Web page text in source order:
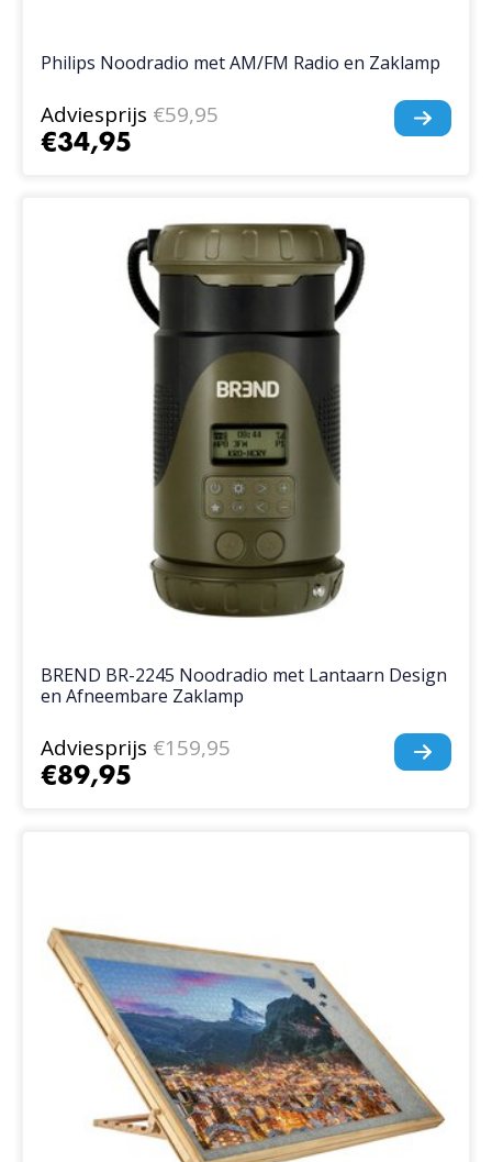
Philips Noodradio met AM/FM Radio en Zaklamp
Adviesprijs €59,95
€34,95
BREND BR-2245 Noodradio met Lantaarn Design
en Afneembare Zaklamp
Adviesprijs €159,95
€89,95